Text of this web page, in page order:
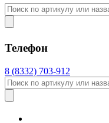
Телефон
8 (8332) 703-912